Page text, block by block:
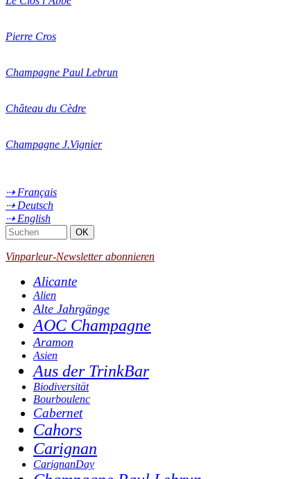
Pierre Cros
Champagne Paul Lebrun
Château du Cèdre
Champagne J.Vignier
⇢ Français
⇢ Deutsch
⇢ English
Vinparleur-Newsletter abonnieren
Alicante
Alien
Alte Jahrgänge
AOC Champagne
Aramon
Asien
Aus der TrinkBar
Biodiversität
Bourboulenc
Cabernet
Cahors
Carignan
CarignanDay